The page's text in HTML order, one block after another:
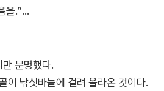
을.”
돌아가신 하르바지를 생각허여이
민… 안… 되어마씸….”
분명했다.
이 낚싯바늘에 걸려 올라온 것이다.